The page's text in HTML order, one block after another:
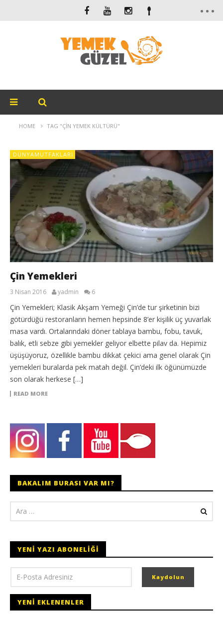
HOME TAG "ÇIN YEMEK KÜLTÜRÜ"
DÜNYAMUTFAKLARI
Çin Yemekleri
3 Nisan 2016 yadmin 6
Çin Yemekleri; Klasik Akşam Yemeği Çin’de tur şirketinin bizi
götürdüğü restoranların hemen hepsinde 8’er kişilik üç yuvarlak
masa vardı. Ortalarındaki döner tablaya bambu, fobu, tavuk,
balık, etli sebze gibi yemekler geliyor elbette pilav da. Hepimiz
üşüşüyoruz, özellikle bambu dikkat çekici ama genel olarak Çin
yemekleri buralarda pek matah değil. Çin’deki ilk öğünümüzde
son olarak herkese […]
READ MORE
BAKALIM BURASI VAR MI?
YENI YAZI ABONELIĞI
YENI EKLENENLER